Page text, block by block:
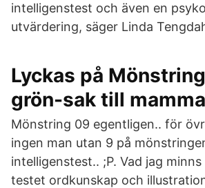
intelligenstest och även en
utvärdering, säger Linda
Lyckas på
grön-sak till mamma
Mönstring 09 egentligen.. för
ingen man utan 9 på
intelligenstest.. ;P. Vad jag
testet ordkunskap och